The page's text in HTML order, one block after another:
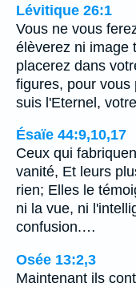
Lévitique 26:1
Vous ne vous
élèverez ni image
placerez dans
figures, pour vous
suis l'Eternel,
Ésaïe 44:9,10,17
Ceux qui
vanité, Et leurs
rien; Elles le
ni la vue, ni
confusion.…
Osée 13:2,3
Maintenant ils